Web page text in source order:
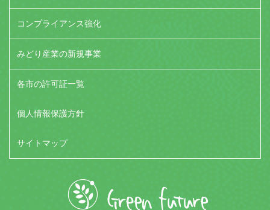
コンプライアンス強化
みどり産業の新規事業
各市の許可証一覧
個人情報保護方針
サイトマップ